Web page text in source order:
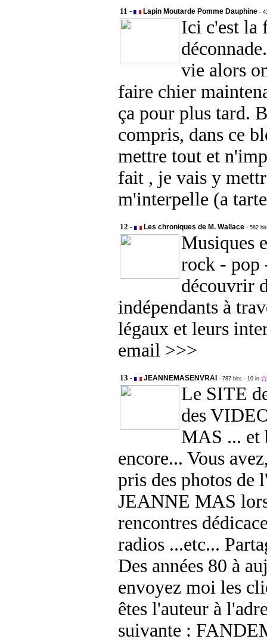
11 - Lapin Moutarde Pomme Dauphine -
Ici c'est la
vie alors
faire chier
ça pour plus tard.
compris, dans ce
mettre tout et
fait , je vais y
m'interpelle (a
12 - Les chroniques de M. Wallace - 582
Musiques
rock - pop
découvrir
indépendants à
légaux et leurs
email >>>
13 - JEANNEMASENVRAI - 787 hits - 10 in
Le SITE
des
MAS ... et
encore... Vous
pris des photos de
JEANNE MAS
rencontres
radios ...etc...
Des années 80 à
envoyez moi les
êtes l'auteur à
suivante :